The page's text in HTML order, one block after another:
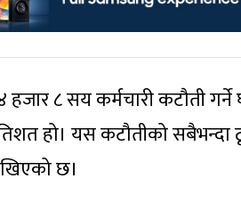
८ सय कर्मचारी कटौती
हो। यस कटौतीको सबैभन्दा
छ।